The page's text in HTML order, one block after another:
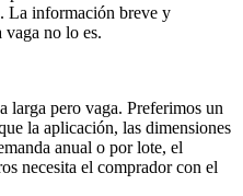
La información breve y
vaga no lo es.
larga pero vaga. Preferimos un
la aplicación, las dimensiones
anual o por lote, el
necesita el comprador con el